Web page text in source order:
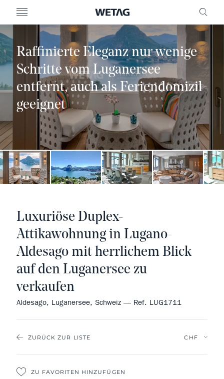
MENU
Raffinierte Eleganz nur wenige
Schritte vom Luganersee
entfernt, auch als Feriendomizil
geeignet
ZURÜCK ZUR LISTE
ZU FAVORITEN HINZUFÜGEN
Luxuriöse Duplex-
Attikawohnung in Lugano-
Aldesago mit herrlichem Blick
auf den Luganersee zu
verkaufen
Aldesago, Luganersee, Schweiz — Ref. LUG1711